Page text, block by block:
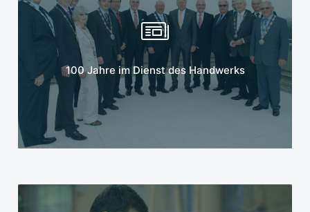
100 Jahre im Dienst des Handwerks
Mehr erfahren